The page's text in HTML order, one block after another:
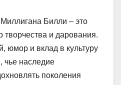
Билли – это
и дарования.
юмор и вклад в культуру
чье наследие
поколения